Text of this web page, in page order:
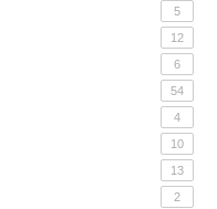
5
12
6
54
4
10
13
2